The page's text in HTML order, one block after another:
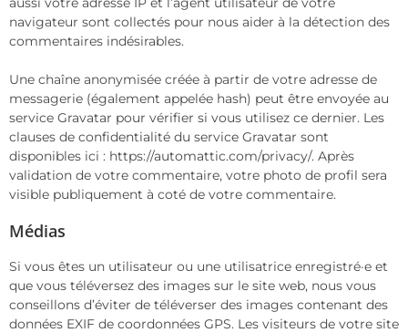
navigateur sont collectés pour nous aider à la détection des
commentaires indésirables.
Une chaîne anonymisée créée à partir de votre adresse de
messagerie (également appelée hash) peut être envoyée au
service Gravatar pour vérifier si vous utilisez ce dernier. Les
clauses de confidentialité du service Gravatar sont
disponibles ici : https://automattic.com/privacy/. Après
validation de votre commentaire, votre photo de profil sera
visible publiquement à coté de votre commentaire.
Médias
Si vous êtes un utilisateur ou une utilisatrice enregistré·e et
que vous téléversez des images sur le site web, nous vous
conseillons d’éviter de téléverser des images contenant des
données EXIF de coordonnées GPS. Les visiteurs de votre site